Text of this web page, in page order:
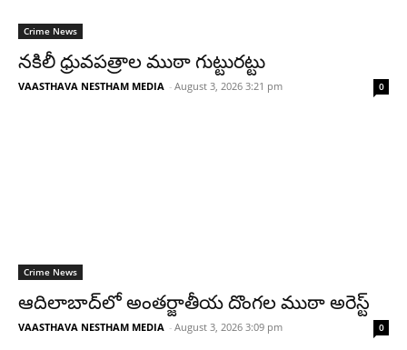
Crime News
నకిలీ ధ్రువపత్రాల ముఠా గుట్టురట్టు
VAASTHAVA NESTHAM MEDIA - August 3, 2026 3:21 pm 0
Crime News
ఆదిలాబాద్‌లో అంతర్జాతీయ దొంగల ముఠా అరెస్ట్
VAASTHAVA NESTHAM MEDIA - August 3, 2026 3:09 pm 0